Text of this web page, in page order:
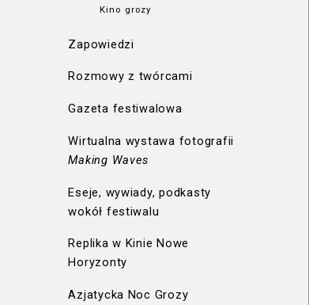
Kino grozy
Zapowiedzi
Rozmowy z twórcami
Gazeta festiwalowa
Wirtualna wystawa fotografii
Making Waves
Eseje, wywiady, podkasty
wokół festiwalu
Replika w Kinie Nowe
Horyzonty
Azjatycka Noc Grozy